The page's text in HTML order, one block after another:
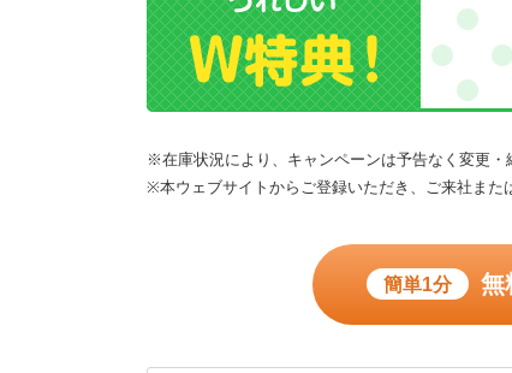
※在庫状況により、キャンペーンは予告なく変更・
※本ウェブサイトからご登録いただき、ご来社また
簡単1分 無